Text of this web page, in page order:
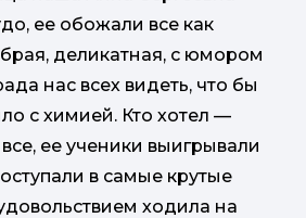
ее обожали все как
деликатная, с юмором
нас всех видеть, что бы
с химией. Кто хотел —
все, ее ученики выигрывали
в самые крутые
ходила на